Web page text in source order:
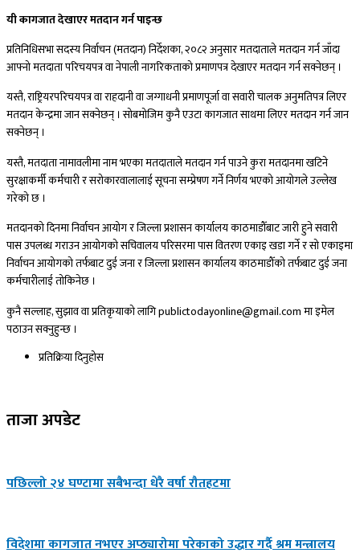
यी कागजात देखाएर मतदान गर्न पाइन्छ
प्रतिनिधिसभा सदस्य निर्वाचन (मतदान) निर्देशका, २०८२ अनुसार मतदाताले मतदान गर्न जाँदा
आफ्नो मतदाता परिचयपत्र वा नेपाली नागरिकताको प्रमाणपत्र देखाएर मतदान गर्न सक्नेछन् ।
यस्तै, राष्ट्रियरपरिचयपत्र वा राहदानी वा जग्गाधनी प्रमाणपूर्जा वा सवारी चालक अनुमतिपत्र लिएर
मतदान केन्द्रमा जान सक्नेछन् । सोबमोजिम कुनै एउटा कागजात साथमा लिएर मतदान गर्न जान
सक्नेछन् ।
यस्तै, मतदाता नामावलीमा नाम भएका मतदाताले मतदान गर्न पाउने कुरा मतदानमा खटिने
सुरक्षाकर्मी कर्मचारी र सरोकारवालालाई सूचना सम्प्रेषण गर्ने निर्णय भएको आयोगले उल्लेख
गरेको छ ।
मतदानको दिनमा निर्वाचन आयोग र जिल्ला प्रशासन कार्यालय काठमाडौँबाट जारी हुने सवारी
पास उपलब्ध गराउन आयोगको सचिवालय परिसरमा पास वितरण एकाइ खडा गर्ने र सो एकाइमा
निर्वाचन आयोगको तर्फबाट दुई जना र जिल्ला प्रशासन कार्यालय काठमाडौँको तर्फबाट दुई जना
कर्मचारीलाई तोकिनेछ ।
कुनै सल्लाह, सुझाव वा प्रतिकृयाको लागि publictodayonline@gmail.com मा इमेल
पठाउन सक्नुहुन्छ ।
प्रतिक्रिया दिनुहोस​
ताजा अपडेट
पछिल्लो २४ घण्टामा सबैभन्दा धेरै वर्षा रौतहटमा
विदेशमा कागजात नभएर अप्ठ्यारोमा परेकाको उद्धार गर्दै श्रम मन्त्रालय